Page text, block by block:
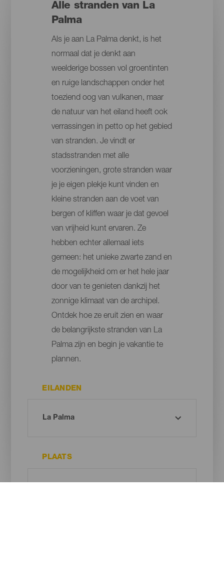
Alle stranden van La
Palma
Als je aan La Palma denkt, is het
normaal dat je denkt aan
weelderige bossen vol groentinten
en ruige landschappen onder het
toeziend oog van vulkanen, maar
de natuur van het eiland heeft ook
verrassingen in petto op het gebied
van stranden. Je vindt er
stadsstranden met alle
voorzieningen, grote stranden waar
je je eigen plekje kunt vinden en
kleine stranden aan de voet van
bergen of kliffen waar je dat gevoel
van vrijheid kunt ervaren. Ze
hebben echter allemaal iets
gemeen: het unieke zwarte zand en
de mogelijkheid om er het hele jaar
door van te genieten dankzij het
zonnige klimaat van de archipel.
Ontdek hoe ze eruit zien en waar
de belangrijkste stranden van La
Palma zijn en begin je vakantie te
plannen.
EILANDEN
PLAATS